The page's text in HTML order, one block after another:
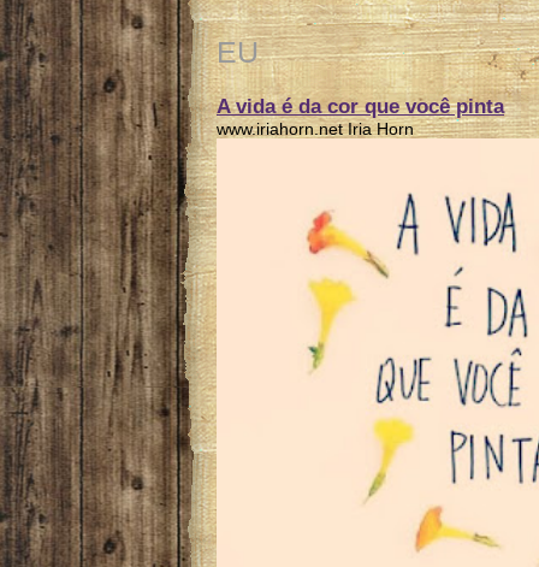
EU
A vida é da cor que você pinta
www.iriahorn.net Iria Horn